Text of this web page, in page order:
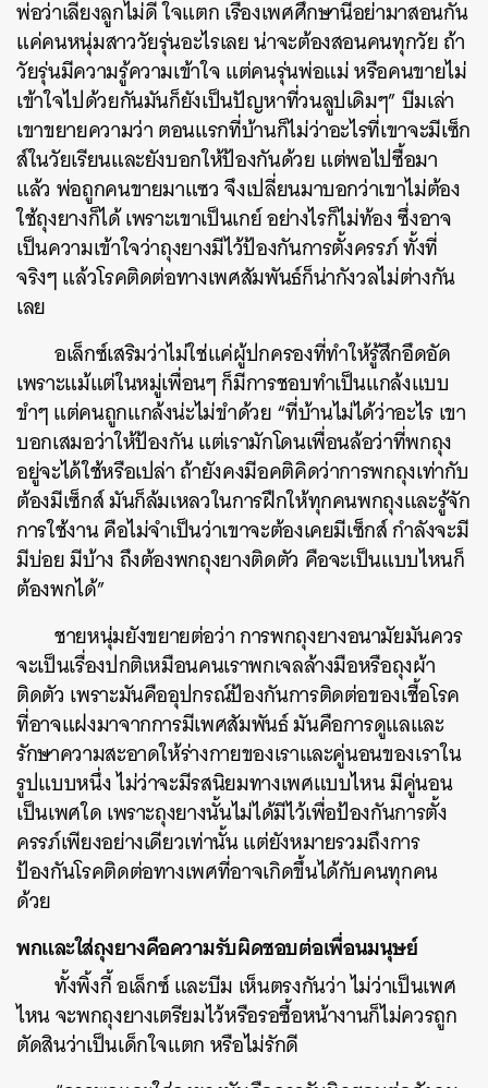
พ่อว่าเลี้ยงลูกไม่ดี ใจแตก เรื่องเพศศึกษานี่อย่ามาสอนกัน
แค่คนหนุ่มสาววัยรุ่นอะไรเลย น่าจะต้องสอนคนทุกวัย ถ้า
วัยรุ่นมีความรู้ความเข้าใจ แต่คนรุ่นพ่อแม่ หรือคนขายไม่
เข้าใจไปด้วยกันมันก็ยังเป็นปัญหาที่วนลูปเดิมๆ” บีมเล่า
เขาขยายความว่า ตอนแรกที่บ้านก็ไม่ว่าอะไรที่เขาจะมีเซ็ก
ส์ในวัยเรียนและยังบอกให้ป้องกันด้วย แต่พอไปซื้อมา
แล้ว พ่อถูกคนขายมาแซว จึงเปลี่ยนมาบอกว่าเขาไม่ต้อง
ใช้ถุงยางก็ได้ เพราะเขาเป็นเกย์ อย่างไรก็ไม่ท้อง ซึ่งอาจ
เป็นความเข้าใจว่าถุงยางมีไว้ป้องกันการตั้งครรภ์ ทั้งที่
จริงๆ แล้วโรคติดต่อทางเพศสัมพันธ์ก็น่ากังวลไม่ต่างกัน
เลย
อเล็กซ์เสริมว่าไม่ใช่แค่ผู้ปกครองที่ทำให้รู้สึกอึดอัด
เพราะแม้แต่ในหมู่เพื่อนๆ ก็มีการชอบทำเป็นแกล้งแบบ
ขำๆ แต่คนถูกแกล้งน่ะไม่ขำด้วย “ที่บ้านไม่ได้ว่าอะไร เขา
บอกเสมอว่าให้ป้องกัน แต่เรามักโดนเพื่อนล้อว่าที่พกถุง
อยู่จะได้ใช้หรือเปล่า ถ้ายังคงมีอคติคิดว่าการพกถุงเท่ากับ
ต้องมีเซ็กส์ มันก็ล้มเหลวในการฝึกให้ทุกคนพกถุงและรู้จัก
การใช้งาน คือไม่จำเป็นว่าเขาจะต้องเคยมีเซ็กส์ กำลังจะมี
มีบ่อย มีบ้าง ถึงต้องพกถุงยางติดตัว คือจะเป็นแบบไหนก็
ต้องพกได้”
ชายหนุ่มยังขยายต่อว่า การพกถุงยางอนามัยมันควร
จะเป็นเรื่องปกติเหมือนคนเราพกเจลล้างมือหรือถุงผ้า
ติดตัว เพราะมันคืออุปกรณ์ป้องกันการติดต่อของเชื้อโรค
ที่อาจแฝงมาจากการมีเพศสัมพันธ์ มันคือการดูแลและ
รักษาความสะอาดให้ร่างกายของเราและคู่นอนของเราใน
รูปแบบหนึ่ง ไม่ว่าจะมีรสนิยมทางเพศแบบไหน มีคู่นอน
เป็นเพศใด เพราะถุงยางนั้นไม่ได้มีไว้เพื่อป้องกันการตั้ง
ครรภ์เพียงอย่างเดียวเท่านั้น แต่ยังหมายรวมถึงการ
ป้องกันโรคติดต่อทางเพศที่อาจเกิดขึ้นได้กับคนทุกคน
ด้วย
พกและใส่ถุงยางคือความรับผิดชอบต่อเพื่อนมนุษย์
ทั้งพิ้งกี้ อเล็กซ์ และบีม เห็นตรงกันว่า ไม่ว่าเป็นเพศ
ไหน จะพกถุงยางเตรียมไว้หรือรอซื้อหน้างานก็ไม่ควรถูก
ตัดสินว่าเป็นเด็กใจแตก หรือไม่รักดี